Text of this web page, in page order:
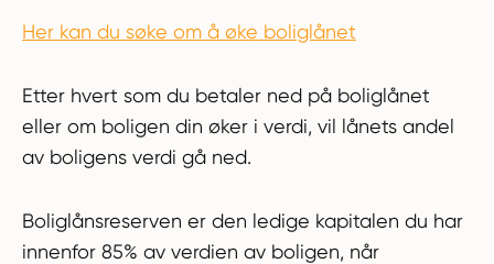
Her kan du søke om å øke boliglånet
Etter hvert som du betaler ned på boliglånet
eller om boligen din øker i verdi, vil lånets andel
av boligens verdi gå ned.
Boliglånsreserven er den ledige kapitalen du har
innenfor 85% av verdien av boligen, når